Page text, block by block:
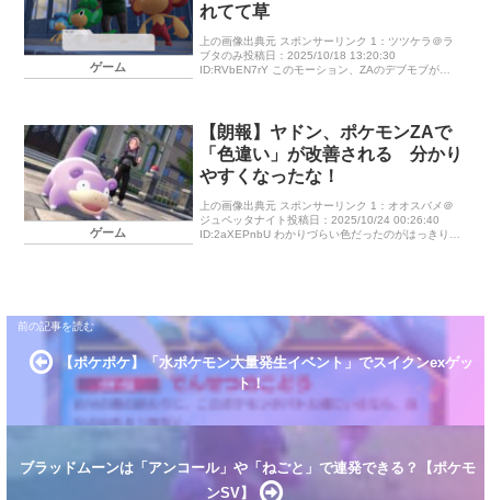
ゲーム
れてて草
上の画像出典元 スポンサーリンク 1：ツツケラ＠ラ
ブタのみ投稿日：2025/10/18 13:20:30
ID:RVbEN7rY このモーション、ZAのデブモブがよ
ゲーム
【朗報】ヤドン、ポケモンZAで
「色違い」が改善される 分かり
やすくなったな！
上の画像出典元 スポンサーリンク 1：オオスバメ＠
ジュペッタナイト投稿日：2025/10/24 00:26:40
ID:2aXEPnbU わかりづらい色だったのがはっきりと
【ポケポケ】「水ポケモン大量発生イベント」でスイクンexゲッ
ト！
ブラッドムーンは「アンコール」や「ねごと」で連発できる？【ポケモ
ンSV】